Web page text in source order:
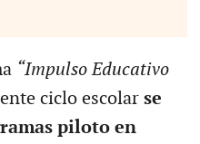
“Impulso Educativo
ciclo escolar se
piloto en